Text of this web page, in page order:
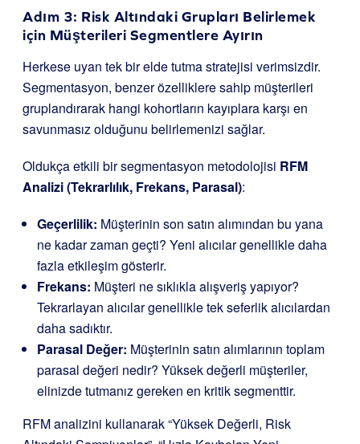
Adım 3: Risk Altındaki Grupları Belirlemek
için Müşterileri Segmentlere Ayırın
Herkese uyan tek bir elde tutma stratejisi verimsizdir.
Segmentasyon, benzer özelliklere sahip müşterileri
gruplandırarak hangi kohortların kayıplara karşı en
savunmasız olduğunu belirlemenizi sağlar.
Oldukça etkili bir segmentasyon metodolojisi RFM
Analizi (Tekrarlılık, Frekans, Parasal):
Geçerlilik: Müşterinin son satın alımından bu yana
ne kadar zaman geçti? Yeni alıcılar genellikle daha
fazla etkileşim gösterir.
Frekans: Müşteri ne sıklıkla alışveriş yapıyor?
Tekrarlayan alıcılar genellikle tek seferlik alıcılardan
daha sadıktır.
Parasal Değer: Müşterinin satın alımlarının toplam
parasal değeri nedir? Yüksek değerli müşteriler,
elinizde tutmanız gereken en kritik segmenttir.
RFM analizini kullanarak “Yüksek Değerli, Risk